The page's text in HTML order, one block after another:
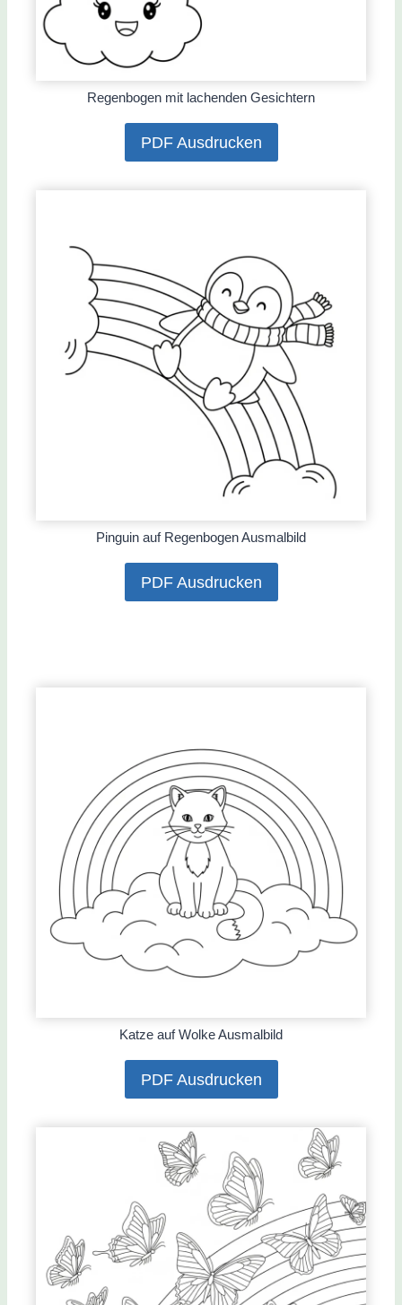
Regenbogen mit lachenden Gesichtern
PDF Ausdrucken
Pinguin auf Regenbogen Ausmalbild
PDF Ausdrucken
Katze auf Wolke Ausmalbild
PDF Ausdrucken